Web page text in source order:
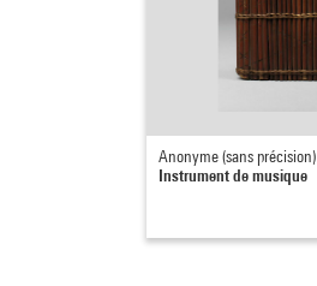
Anonyme (sans précision)
Instrument de musique